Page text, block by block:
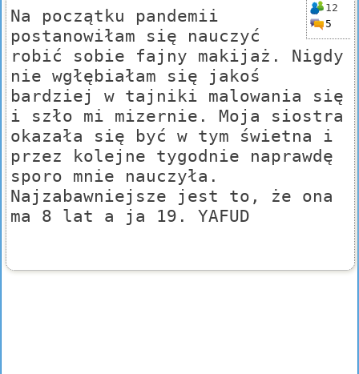
12
5
Na początku pandemii
postanowiłam się nauczyć
robić sobie fajny makijaż. Nigdy
nie wgłębiałam się jakoś
bardziej w tajniki malowania się
i szło mi mizernie. Moja siostra
okazała się być w tym świetna i
przez kolejne tygodnie naprawdę
sporo mnie nauczyła.
Najzabawniejsze jest to, że ona
ma 8 lat a ja 19. YAFUD